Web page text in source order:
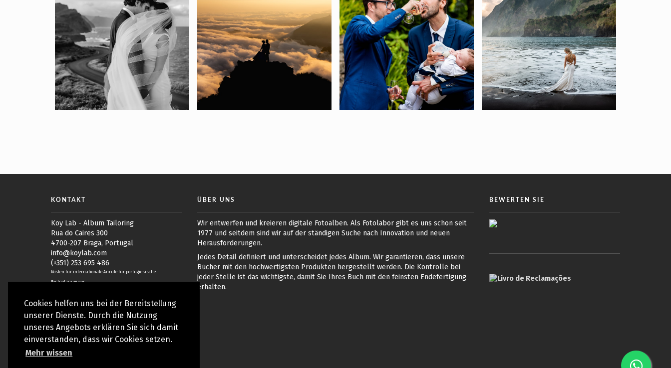
Cookies helfen uns bei der Bereitstellung
unserer Dienste. Durch die Nutzung
unseres Angebots erklären Sie sich damit
einverstanden, dass wir Cookies setzen.
Mehr wissen
KONTAKT
Koy Lab - Album Tailoring
Rua do Caires 300
4700-207 Braga, Portugal
info@koylab.com
(+351) 253 695 486
Kosten für internationale Anrufe für portugiesische
Festnetznummer
Montag bis Freitag, von 09h bis 13h und
14h bis 17h30 (GMT+1)
ÜBER UNS
Wir entwerfen und kreieren digitale Fotoalben. Als Fotolabor gibt es uns schon seit
1977 und seitdem sind wir auf der ständigen Suche nach Innovation und neuen
Herausforderungen.
Jedes Detail definiert und unterscheidet jedes Album. Wir garantieren, dass unsere
Bücher mit den hochwertigsten Produkten hergestellt werden. Die Kontrolle bei
jeder Stelle ist das wichtigste, damit Sie Ihres Buch mit den feinsten Endefertigung
erhalten.
BEWERTEN SIE